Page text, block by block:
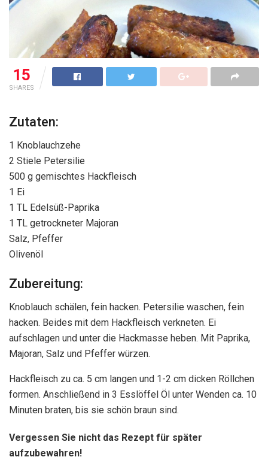
15
SHARES
Zutaten:
1 Knoblauchzehe
2 Stiele Petersilie
500 g gemischtes Hackfleisch
1 Ei
1 TL Edelsüß-Paprika
1 TL getrockneter Majoran
Salz, Pfeffer
Olivenöl
Zubereitung:
Knoblauch schälen, fein hacken. Petersilie waschen, fein
hacken. Beides mit dem Hackfleisch verkneten. Ei
aufschlagen und unter die Hackmasse heben. Mit Paprika,
Majoran, Salz und Pfeffer würzen.
Hackfleisch zu ca. 5 cm langen und 1-2 cm dicken Röllchen
formen. Anschließend in 3 Esslöffel Öl unter Wenden ca. 10
Minuten braten, bis sie schön braun sind.
Vergessen Sie nicht das Rezept für später
aufzubewahren!